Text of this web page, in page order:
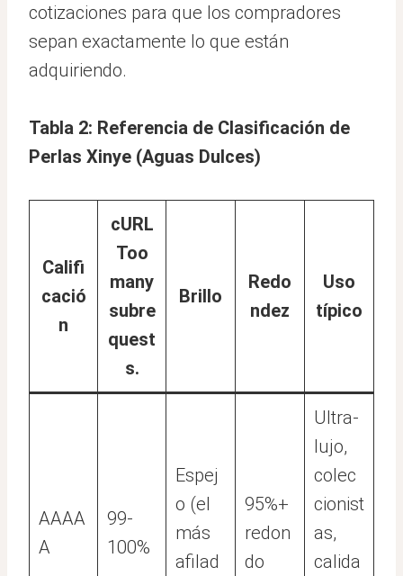
cotizaciones para que los compradores
sepan exactamente lo que están
adquiriendo.
Tabla 2: Referencia de Clasificación de
Perlas Xinye (Aguas Dulces)
Califi
cació
n
cURL
Too
many
subre
quest
s.
Brillo
Redo
ndez
Uso
típico
AAAA
A
99-
100%
Espej
o (el
más
afilad
95%+
redon
do
Ultra-
lujo,
colec
cionist
as,
calida